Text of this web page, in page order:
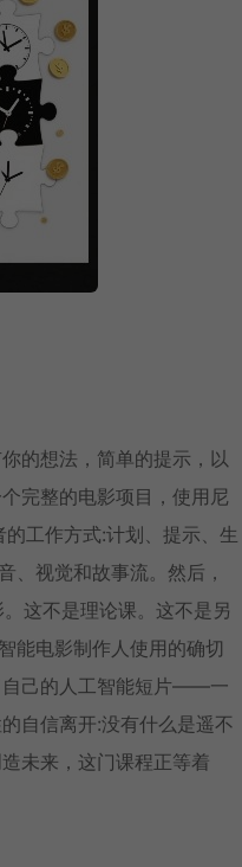
的想法，简单的提示，以
完整的电影项目，使用尼
工作方式:计划、提示、生
、视觉和故事流。然后，
这不是理论课。这不是另
能电影制作人使用的确切
自己的人工智能短片——一
自信离开:没有什么是遥不
未来，这门课程正等着